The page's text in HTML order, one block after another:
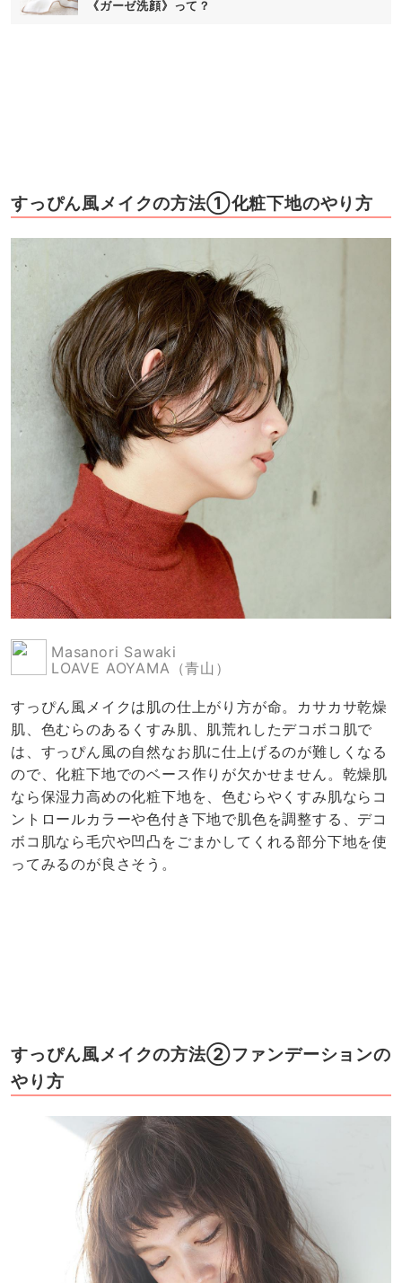
《ガーゼ洗顔》って？
すっぴん風メイクの方法①化粧下地のやり方
Masanori Sawaki
LOAVE AOYAMA（青山）
すっぴん風メイクは肌の仕上がり方が命。カサカサ乾燥
肌、色むらのあるくすみ肌、肌荒れしたデコボコ肌で
は、すっぴん風の自然なお肌に仕上げるのが難しくなる
ので、化粧下地でのベース作りが欠かせません。乾燥肌
なら保湿力高めの化粧下地を、色むらやくすみ肌ならコ
ントロールカラーや色付き下地で肌色を調整する、デコ
ボコ肌なら毛穴や凹凸をごまかしてくれる部分下地を使
ってみるのが良さそう。
すっぴん風メイクの方法②ファンデーションの
やり方